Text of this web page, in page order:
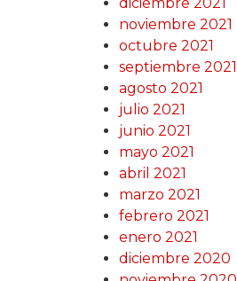
noviembre 2021
octubre 2021
septiembre 2021
agosto 2021
julio 2021
junio 2021
mayo 2021
abril 2021
marzo 2021
febrero 2021
enero 2021
diciembre 2020